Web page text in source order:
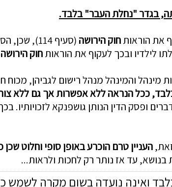
בגדר "נחלת העבר" בלבד.
את הוראותחוק הירושה
(סעיף
לילדיו ובכך לעקוף את הוראותחוק הירושה
ככל הנראה ללא אפשרות אך גםללא
ופסק הדין הנותן גושפנקא לזכויותיו.
זאת,העניין טרם הוכרע באופן סופי וחלוט שכן
עד אז נותר רק לחכות ולראות...
ואינה נועדה בשום מקרה לשמש